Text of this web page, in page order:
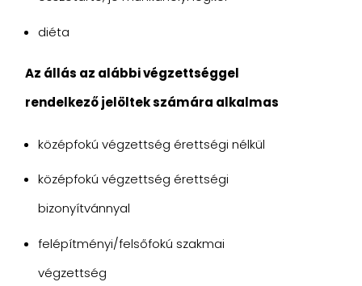
diéta
Az állás az alábbi végzettséggel
rendelkező jelöltek számára alkalmas
középfokú végzettség érettségi nélkül
középfokú végzettség érettségi
bizonyítvánnyal
felépítményi/felsőfokú szakmai
végzettség